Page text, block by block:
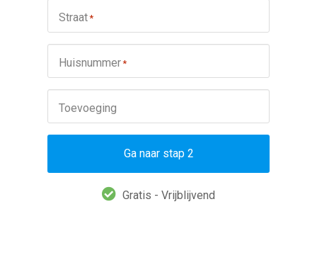
Straat*
Huisnummer*
Toevoeging
Ga naar stap 2
Gratis - Vrijblijvend